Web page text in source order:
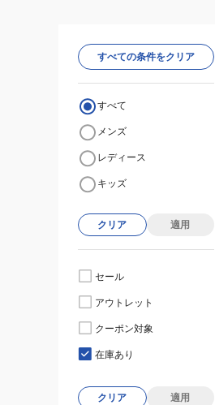
すべての条件をクリア
すべて
メンズ
レディース
キッズ
クリア 適用
セール
アウトレット
クーポン対象
在庫あり
クリア 適用